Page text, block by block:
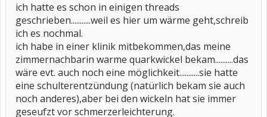
ich hatte es schon in einigen threads
geschrieben...........weil es hier um wärme geht,schreib
ich es nochmal.
ich habe in einer klinik mitbekommen,das meine
zimmernachbarin warme quarkwickel bekam..........das
wäre evt. auch noch eine möglichkeit...........sie hatte
eine schulterentzündung (natürlich bekam sie auch
noch anderes),aber bei den wickeln hat sie immer
geseufzt vor schmerzerleichterung.